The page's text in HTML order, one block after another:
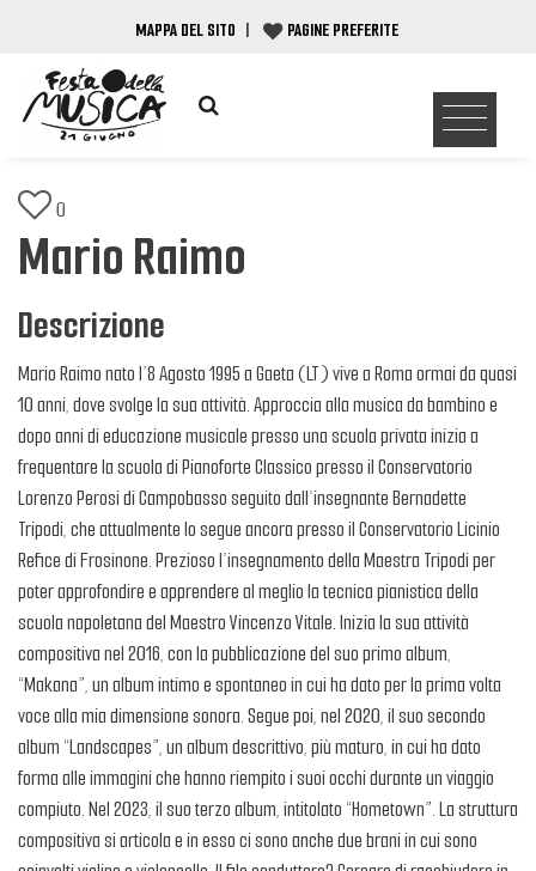
MAPPA DEL SITO | PAGINE PREFERITE
0
Mario Raimo
Descrizione
Mario Raimo nato l’8 Agosto 1995 a Gaeta (LT) vive a Roma ormai da quasi
10 anni, dove svolge la sua attività. Approccia alla musica da bambino e
dopo anni di educazione musicale presso una scuola privata inizia a
frequentare la scuola di Pianoforte Classico presso il Conservatorio
Lorenzo Perosi di Campobasso seguito dall’insegnante Bernadette
Tripodi, che attualmente lo segue ancora presso il Conservatorio Licinio
Refice di Frosinone. Prezioso l’insegnamento della Maestra Tripodi per
poter approfondire e apprendere al meglio la tecnica pianistica della
scuola napoletana del Maestro Vincenzo Vitale. Inizia la sua attività
compositiva nel 2016, con la pubblicazione del suo primo album,
“Makana”, un album intimo e spontaneo in cui ha dato per la prima volta
voce alla mia dimensione sonora. Segue poi, nel 2020, il suo secondo
album “Landscapes”, un album descrittivo, più maturo, in cui ha dato
forma alle immagini che hanno riempito i suoi occhi durante un viaggio
compiuto. Nel 2023, il suo terzo album, intitolato “Hometown”. La struttura
compositiva si articola e in esso ci sono anche due brani in cui sono